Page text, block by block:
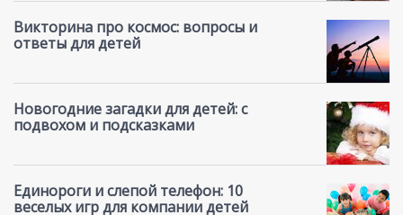
Викторина про космос: вопросы и
ответы для детей
Новогодние загадки для детей: с
подвохом и подсказками
Единороги и слепой телефон: 10
веселых игр для компании детей